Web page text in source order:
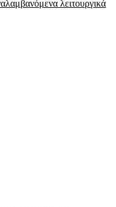
λειτουργικά